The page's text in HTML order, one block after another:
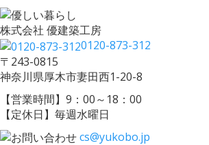
株式会社 優建築工房
0120-873-312
〒243-0815
神奈川県厚木市妻田西1-20-8
【営業時間】9：00～18：00
【定休日】毎週水曜日
cs@yukobo.jp